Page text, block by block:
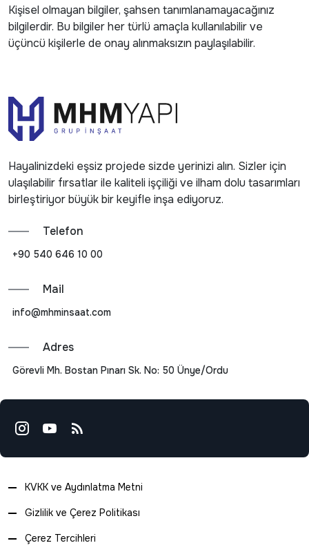
Kişisel olmayan bilgiler, şahsen tanımlanamayacağınız
bilgilerdir. Bu bilgiler her türlü amaçla kullanılabilir ve
üçüncü kişilerle de onay alınmaksızın paylaşılabilir.
Hayalinizdeki eşsiz projede sizde yerinizi alın. Sizler için
ulaşılabilir fırsatlar ile kaliteli işçiliği ve ilham dolu tasarımları
birleştiriyor büyük bir keyifle inşa ediyoruz.
Telefon
+90 540 646 10 00
Mail
info@mhminsaat.com
Adres
Görevli Mh. Bostan Pınarı Sk. No: 50 Ünye/Ordu
KVKK ve Aydınlatma Metni
Gizlilik ve Çerez Politikası
Çerez Tercihleri